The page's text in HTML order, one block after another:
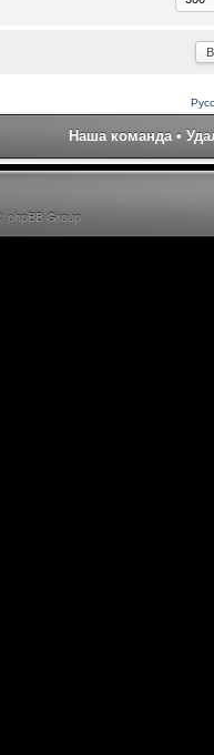
Наша команда •
phpBB Group